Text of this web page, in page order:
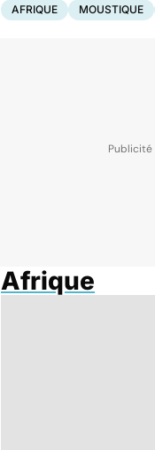
AFRIQUE MOUSTIQUE
Afrique